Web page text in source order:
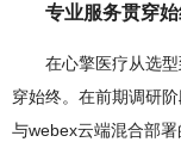
专业服务贯穿
在心擎医疗从选
穿始终。在前期调研
与webex云端混合部